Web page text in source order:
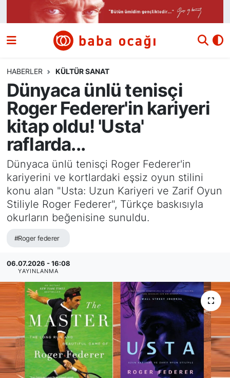
HABERLER KÜLTÜR SANAT
Dünyaca ünlü tenisçi
Roger Federer'in kariyeri
kitap oldu! 'Usta'
raflarda...
Dünyaca ünlü tenisçi Roger Federer'in
kariyerini ve kortlardaki eşsiz oyun stilini
konu alan "Usta: Uzun Kariyeri ve Zarif Oyun
Stiliyle Roger Federer", Türkçe baskısıyla
okurların beğenisine sunuldu.
#Roger federer
06.07.2026 - 16:08
YAYINLANMA
Siyaset
Ekonomi
Dünya
Kültür ve Sanat
Eğitim
Bilim ve Teknoloji
Yazı Dizisi
Nöbetçi Eczaneler
Hava Durumu
Namaz Vakitleri
Trafik Durumu
Süper Lig Puan Durumu ve Fikstür
Tüm Manşetler
Son Dakika Haberleri
Haber Arşivi